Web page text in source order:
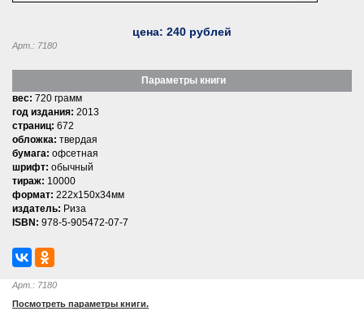
цена: 240 рублей
Арт.: 7180
Параметры книги
вес: 720 грамм
год издания: 2013
страниц: 672
обложка: твердая
бумага: офсетная
шрифт: обычный
тираж: 10000
формат: 222x150x34мм
издатель: Риза
ISBN: 978-5-905472-07-7
Арт.: 7180
Посмотреть параметры книги.